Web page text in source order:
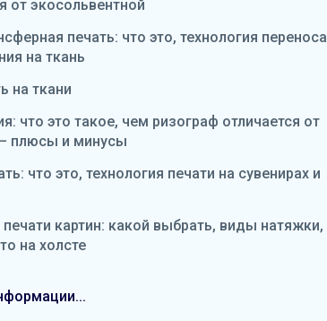
от экосольвентной
печать: что это, технология переноса
на ткань
на ткани
что это такое, чем ризограф отличается от
плюсы и минусы
что это, технология печати на сувенирах и
картин: какой выбрать, виды натяжки,
на холсте